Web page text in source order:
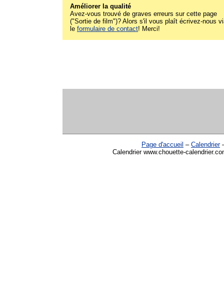
Améliorer la qualité
Avez-vous trouvé de graves erreurs sur cette page
("Sortie de film")? Alors s'il vous plaît écrivez-nous
le formulaire de contact! Merci!
Page d'accueil – Calendrier
Calendrier www.chouette-